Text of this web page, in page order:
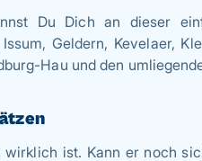
Du Dich an dieser
Geldern, Kevelaer,
Hau und den
ist. Kann er noch